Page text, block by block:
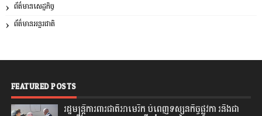
ព័ត៌មានសេដ្ឋកិច្ច
ព័ត៌មានអន្តរជាតិ
FEATURED POSTS
រដ្ឋមន្រ្តីការពារជាតិអាមេរិក បំពេញទស្សនកិច្ចផ្លូវកា រនិងជា